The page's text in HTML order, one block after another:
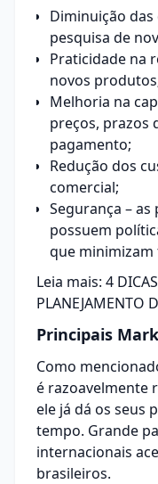
Diminuição
pesquisa de
Praticidade na
novos
Melhoria na
preços, prazos
pagamento;
Redução dos
comercial;
Segurança –
possuem
que minimizam
Leia mais: 4
PLANEJAMENTO
Principais
Como
é razoavelmente
ele já dá os seus
tempo. Grande
internacionais
brasileiros.